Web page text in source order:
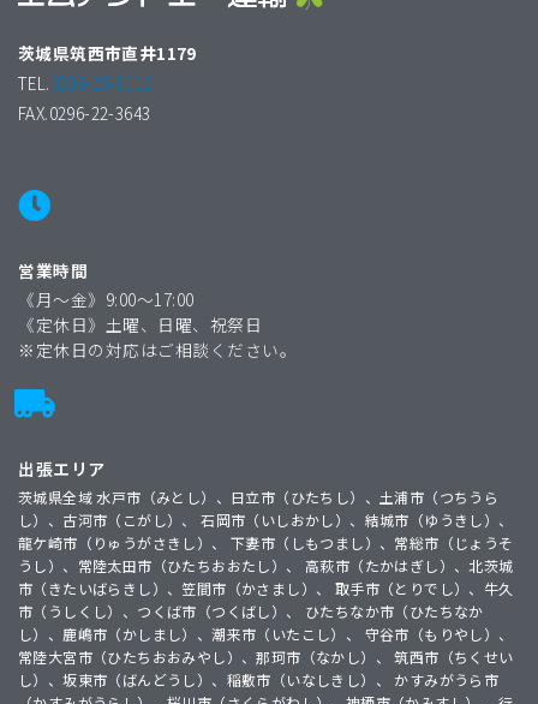
茨城県筑西市直井1179
TEL.0296-25-0112
FAX.0296-22-3643
営業時間
《月〜金》9:00〜17:00
《定休日》土曜、日曜、祝祭日
※定休日の対応はご相談ください。
出張エリア
茨城県全域 水戸市（みとし）、日立市（ひたちし）、土浦市（つちうら
し）、古河市（こがし）、 石岡市（いしおかし）、結城市（ゆうきし）、
龍ケ崎市（りゅうがさきし）、 下妻市（しもつまし）、常総市（じょうそ
うし）、常陸太田市（ひたちおおたし）、 高萩市（たかはぎし）、北茨城
市（きたいばらきし）、笠間市（かさまし）、 取手市（とりでし）、牛久
市（うしくし）、つくば市（つくばし）、 ひたちなか市（ひたちなか
し）、鹿嶋市（かしまし）、潮来市（いたこし）、 守谷市（もりやし）、
常陸大宮市（ひたちおおみやし）、那珂市（なかし）、 筑西市（ちくせい
し）、坂東市（ばんどうし）、稲敷市（いなしきし）、 かすみがうら市